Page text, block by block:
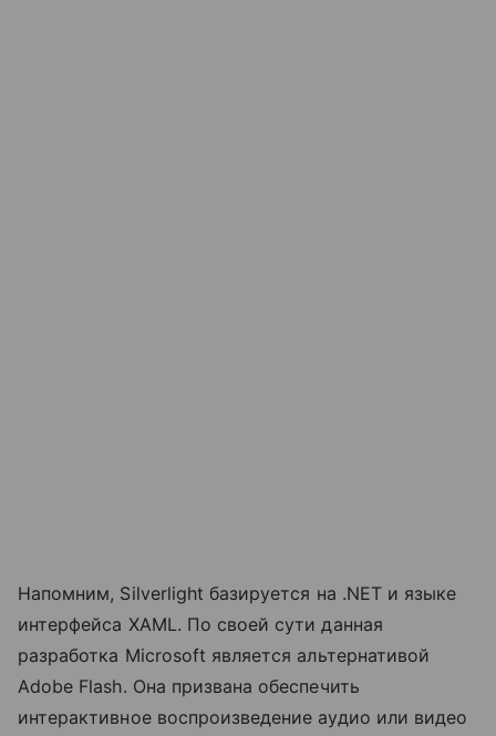
Напомним, Silverlight базируется на .NET и языке
интерфейса XAML. По своей сути данная
разработка Microsoft является альтернативой
Adobe Flash. Она призвана обеспечить
интерактивное воспроизведение аудио или видео